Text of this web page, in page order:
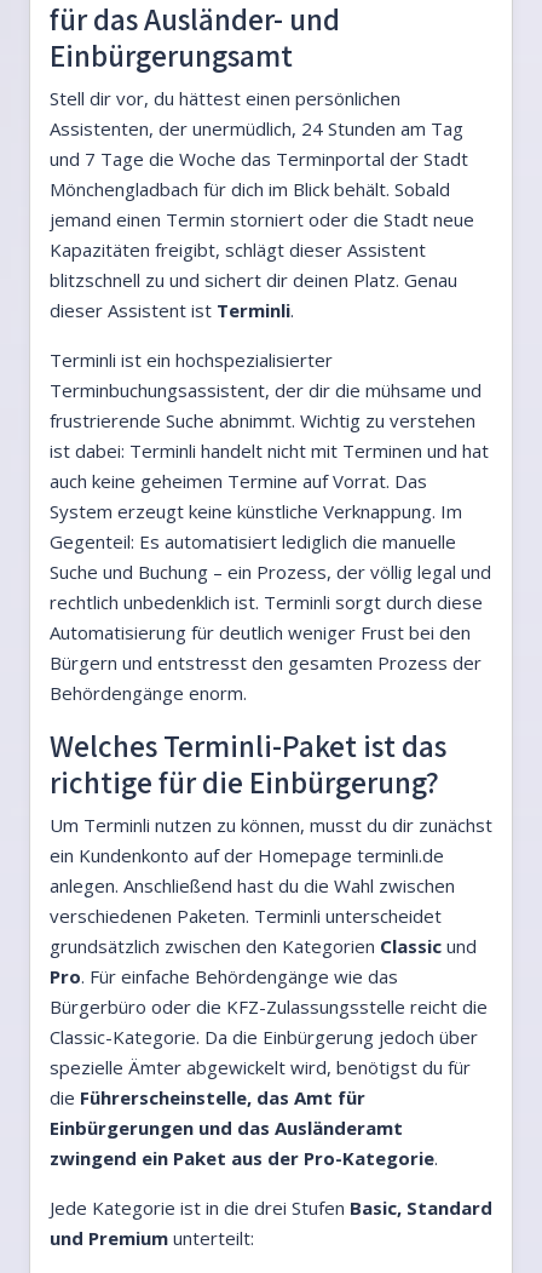
für das Ausländer- und
Einbürgerungsamt
Stell dir vor, du hättest einen persönlichen
Assistenten, der unermüdlich, 24 Stunden am Tag
und 7 Tage die Woche das Terminportal der Stadt
Mönchengladbach für dich im Blick behält. Sobald
jemand einen Termin storniert oder die Stadt neue
Kapazitäten freigibt, schlägt dieser Assistent
blitzschnell zu und sichert dir deinen Platz. Genau
dieser Assistent ist Terminli.
Terminli ist ein hochspezialisierter
Terminbuchungsassistent, der dir die mühsame und
frustrierende Suche abnimmt. Wichtig zu verstehen
ist dabei: Terminli handelt nicht mit Terminen und hat
auch keine geheimen Termine auf Vorrat. Das
System erzeugt keine künstliche Verknappung. Im
Gegenteil: Es automatisiert lediglich die manuelle
Suche und Buchung – ein Prozess, der völlig legal und
rechtlich unbedenklich ist. Terminli sorgt durch diese
Automatisierung für deutlich weniger Frust bei den
Bürgern und entstresst den gesamten Prozess der
Behördengänge enorm.
Welches Terminli-Paket ist das
richtige für die Einbürgerung?
Um Terminli nutzen zu können, musst du dir zunächst
ein Kundenkonto auf der Homepage terminli.de
anlegen. Anschließend hast du die Wahl zwischen
verschiedenen Paketen. Terminli unterscheidet
grundsätzlich zwischen den Kategorien Classic und
Pro. Für einfache Behördengänge wie das
Bürgerbüro oder die KFZ-Zulassungsstelle reicht die
Classic-Kategorie. Da die Einbürgerung jedoch über
spezielle Ämter abgewickelt wird, benötigst du für
die Führerscheinstelle, das Amt für
Einbürgerungen und das Ausländeramt
zwingend ein Paket aus der Pro-Kategorie.
Jede Kategorie ist in die drei Stufen Basic, Standard
und Premium unterteilt: